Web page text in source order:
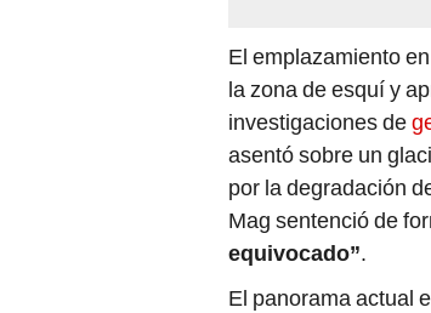
El emplazamiento
la zona de esquí y
investigaciones de
asentó sobre un
por la degradación
Mag sentenció de
equivocado”.
El panorama actual